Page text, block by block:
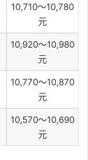
10,710～10,780
元
10,920～10,980
元
10,770～10,870
元
10,570～10,690
元